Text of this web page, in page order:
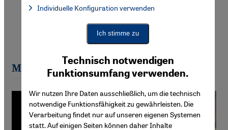
Most recent articles by Hannah Wallace
Technisch notwendigen
Funktionsumfang verwenden.
Wir nutzen Ihre Daten ausschließlich, um die technisch
notwendige Funktionsfähigkeit zu gewährleisten. Die
Verarbeitung findet nur auf unseren eigenen Systemen
statt. Auf einigen Seiten können daher Inhalte
Facebook Embed / Facebook Connect, Google Maps Embed,
Facebook Embed / Facebook Connect
Google Maps Embed
Individuelle Konfiguration verwenden
Ich stimme zu